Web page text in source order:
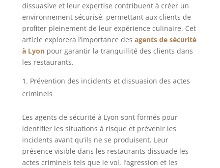
dissuasive et leur expertise contribuent à créer un
environnement sécurisé, permettant aux clients de
profiter pleinement de leur expérience culinaire. Cet
article explorera l’importance des agents de sécurité
à Lyonpour garantir la tranquillité des clients dans
les restaurants.
Prévention des incidents et dissuasion des actes
criminels
Les agents de sécurité à Lyon sont formés pour
identifier les situations à risque et prévenir les
incidents avant qu’ils ne se produisent. Leur
présence visible dans les restaurants dissuade les
actes criminels tels que le vol, l’agression et les